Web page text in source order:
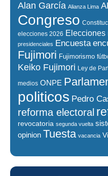
Alan García Alianza Lima
Congreso
elecciones 2026 Elecciones
presidenciales Encuesta
Fujimori Fujimorismo
Keiko Fujimori Ley de
medios ONPE
politicos Pedro
reforma electoral
revocatoria segunda vuelta
opinion Tuesta vacancia